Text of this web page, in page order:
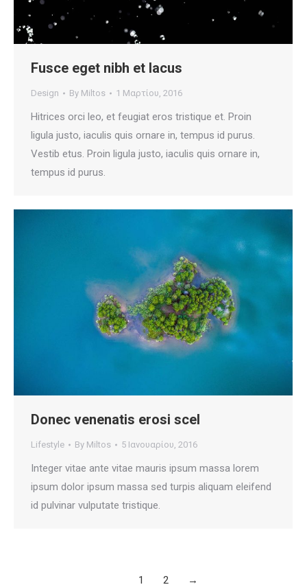
Fusce eget nibh et lacus
Design By Miltos 1 Μαρτίου, 2016
Hitrices orci leo, et feugiat eros tristique et. Proin
ligula justo, iaculis quis ornare in, tempus id purus.
Vestib etus. Proin ligula justo, iaculis quis ornare in,
tempus id purus.
Donec venenatis erosi scel
Lifestyle By Miltos 5 Ιανουαρίου, 2016
Integer vitae ante vitae mauris ipsum massa lorem
ipsum dolor ipsum massa sed turpis aliquam eleifend
id pulvinar vulputate tristique.
1 2 →